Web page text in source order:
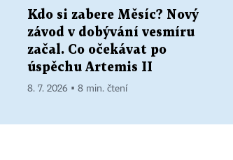
Kdo si zabere Měsíc? Nový
závod v dobývání vesmíru
začal. Co očekávat po
úspěchu Artemis II
8. 7. 2026 ▪ 8 min. čtení